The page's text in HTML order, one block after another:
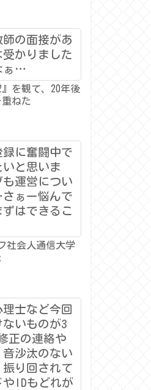
の面接があ
かりました
ぁ…
を観て、20年後
ねた
に奮闘中で
と思いま
運営につい
ぁー悩んで
はできるこ
社会人通信大学
士など今回
いものが3
正の連絡や
沙汰のない
り回されて
やIDもどれが